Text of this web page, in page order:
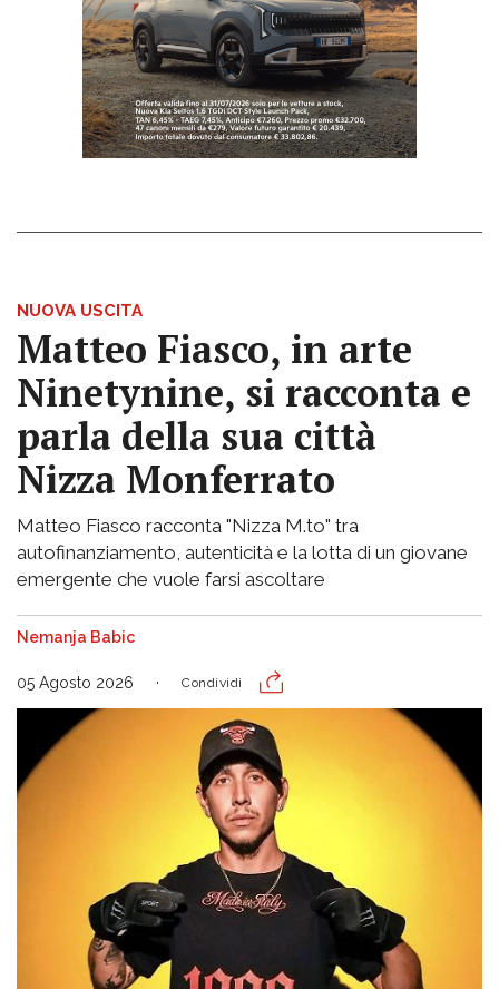
NUOVA USCITA
Matteo Fiasco, in arte
Ninetynine, si racconta e
parla della sua città
Nizza Monferrato
Matteo Fiasco racconta "Nizza M.to" tra
autofinanziamento, autenticità e la lotta di un giovane
emergente che vuole farsi ascoltare
Nemanja Babic
05 Agosto 2026 Condividi